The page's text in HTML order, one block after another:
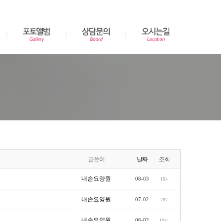
글쓴이 날짜 조회
내손요양원 08-03 104
내손요양원 07-02 787